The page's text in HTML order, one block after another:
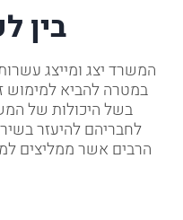
בין
המשרד יצג ומייצג
במטרה להביא למימוש
בשל היכולות של
לחבריהם להיעזר
הרבים אשר ממליצים